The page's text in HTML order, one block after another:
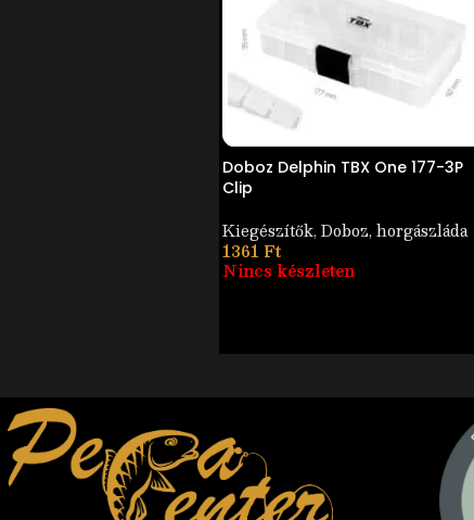
Doboz Delphin TBX One 177-3P
Clip
Kiegészítők, Doboz, horgászláda
1361 Ft
Nincs készleten